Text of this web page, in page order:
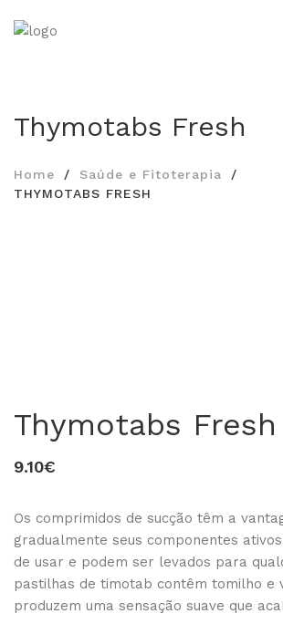
Thymotabs Fresh
Home
Saúde e Fitoterapia
THYMOTABS FRESH
Thymotabs Fresh
9.10€
Os comprimidos de sucção têm a
gradualmente seus componentes
de usar e podem ser levados para
pastilhas de timotab contêm tomilho e
produzem uma sensação suave que